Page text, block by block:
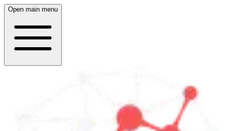
Open main menu